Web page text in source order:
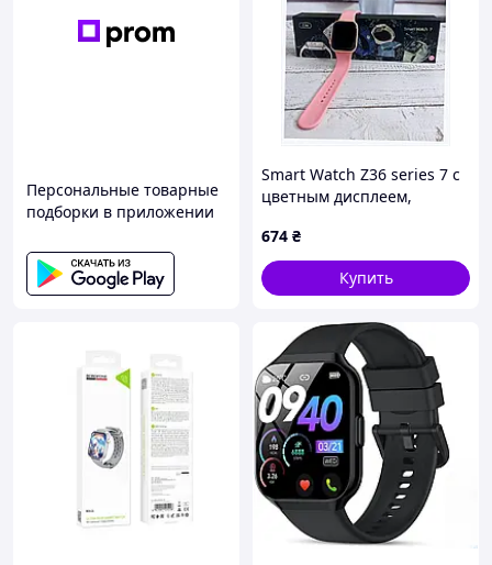
Персональные товарные
подборки в приложении
Smart Watch Z36 series 7 с
цветным дисплеем,
674 ₴
Купить